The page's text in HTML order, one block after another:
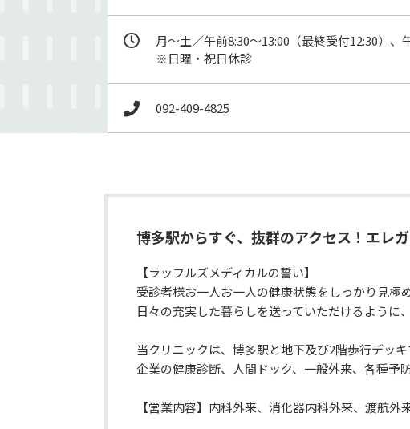
月～土／午前8:30～13:00（最終受付12:30）、
※日曜・祝日休診
092-409-4825
博多駅からすぐ、抜群のアクセス！エ
【ラッフルズメディカルの誓い】
受診者様お一人お一人の健康状態をしっかり見極
日々の充実した暮らしを送っていただけるように
当クリニックは、博多駅と地下及び2階歩行デッ
企業の健康診断、人間ドック、一般外来、各種予
【営業内容】内科外来、消化器内科外来、渡航